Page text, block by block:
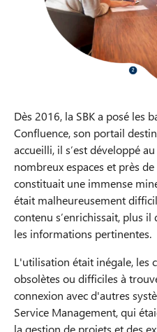
Dès 2016, la SBK a posé les
Confluence, son portail
accueilli, il s’est développé
nombreux espaces et près
constituait une immense
était malheureusement
contenu s’enrichissait, plus
les informations pertinentes.
L'utilisation était inégale, les
obsolètes ou difficiles à
connexion avec d'autres
Service Management, qui